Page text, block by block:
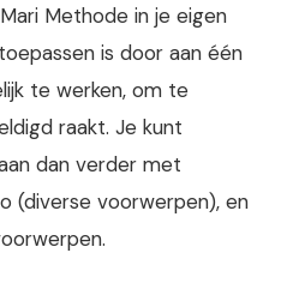
Methode in je eigen
is door aan één
te werken, om te
raakt. Je kunt
dan verder met
(diverse voorwerpen), en